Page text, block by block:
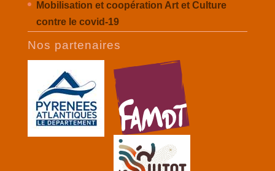
Mobilisation et coopération Art et Culture
contre le covid-19
Nos partenaires